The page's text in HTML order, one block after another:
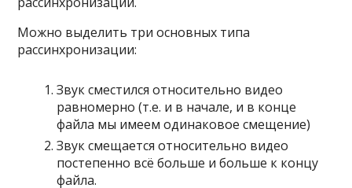
Можно выделить три основных типа
рассинхронизации:
Звук сместился относительно видео
равномерно (т.е. и в начале, и в конце
файла мы имеем одинаковое смещение)
Звук смещается относительно видео
постепенно всё больше и больше к концу
файла.